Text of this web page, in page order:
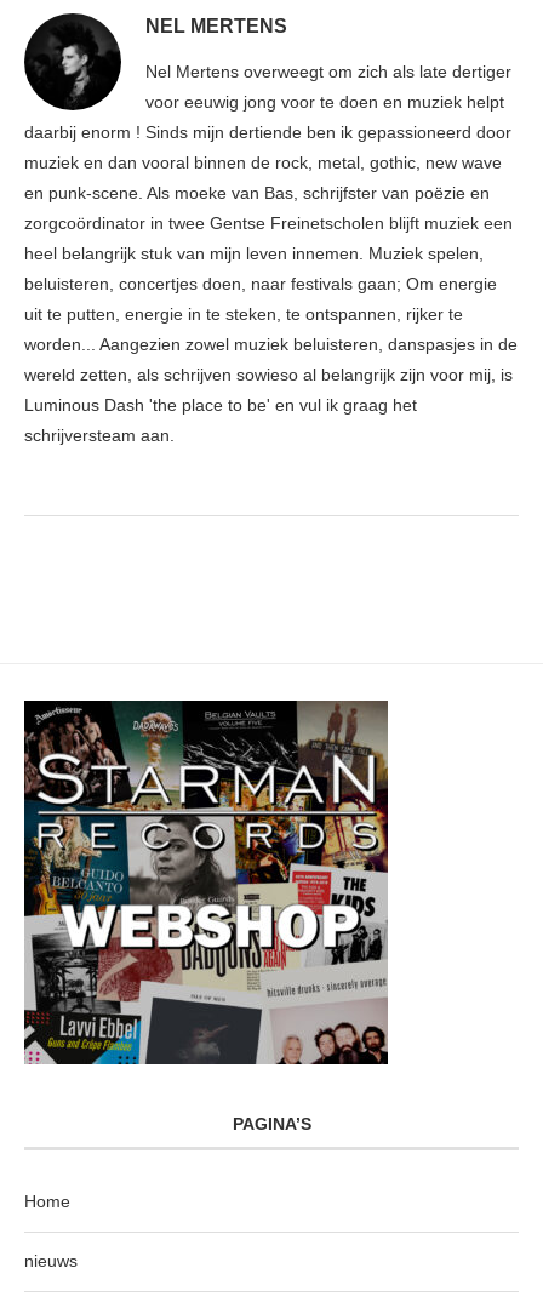
NEL MERTENS
Nel Mertens overweegt om zich als late dertiger
voor eeuwig jong voor te doen en muziek helpt
daarbij enorm ! Sinds mijn dertiende ben ik gepassioneerd door
muziek en dan vooral binnen de rock, metal, gothic, new wave
en punk-scene. Als moeke van Bas, schrijfster van poëzie en
zorgcoördinator in twee Gentse Freinetscholen blijft muziek een
heel belangrijk stuk van mijn leven innemen. Muziek spelen,
beluisteren, concertjes doen, naar festivals gaan; Om energie
uit te putten, energie in te steken, te ontspannen, rijker te
worden... Aangezien zowel muziek beluisteren, danspasjes in de
wereld zetten, als schrijven sowieso al belangrijk zijn voor mij, is
Luminous Dash 'the place to be' en vul ik graag het
schrijversteam aan.
PAGINA’S
Home
nieuws